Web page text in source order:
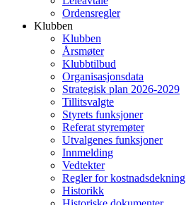
Ordensregler
Klubben
Klubben
Årsmøter
Klubbtilbud
Organisasjonsdata
Strategisk plan 2026-2029
Tillitsvalgte
Styrets funksjoner
Referat styremøter
Utvalgenes funksjoner
Innmelding
Vedtekter
Regler for kostnadsdekning
Historikk